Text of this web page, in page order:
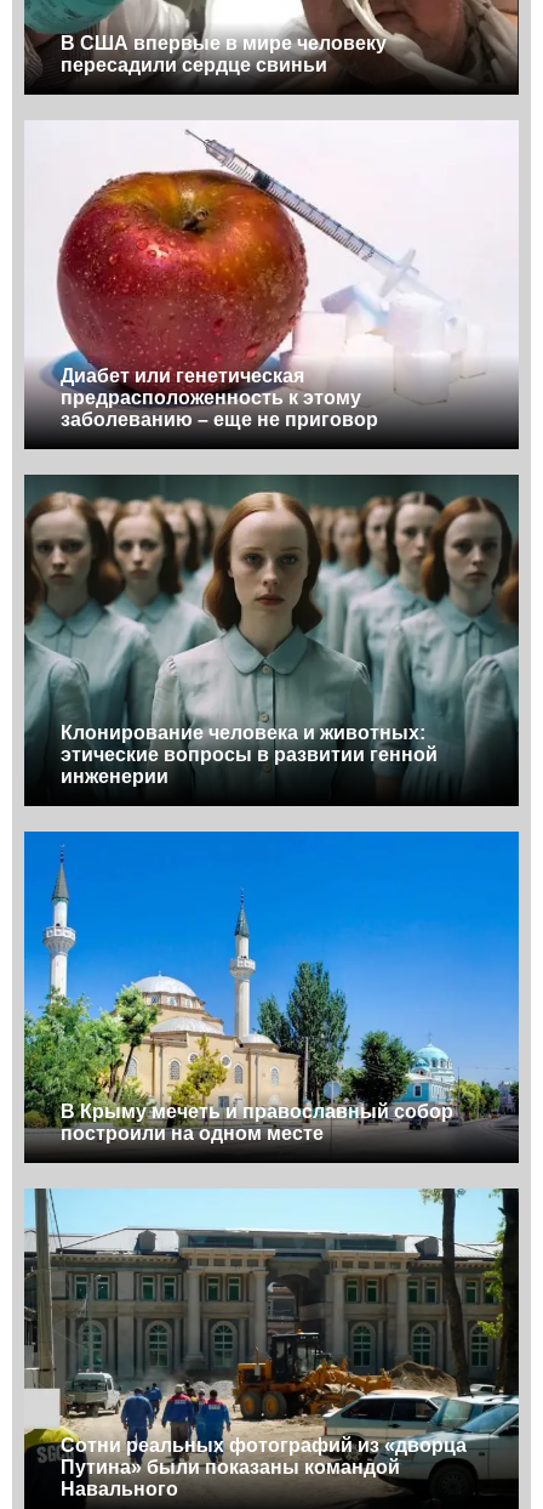
В США впервые в мире человеку
пересадили сердце свиньи
Диабет или генетическая
предрасположенность к этому
заболеванию – еще не приговор
Клонирование человека и животных:
этические вопросы в развитии генной
инженерии
В Крыму мечеть и православный собор
построили на одном месте
Сотни реальных фотографий из «дворца
Путина» были показаны командой
Навального